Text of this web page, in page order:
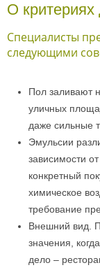
О
Специалисты
следующими
Пол заливают
уличных
даже сильные
Эмульсии
зависимости
конкретный
химическое
требование
Внешний вид.
значения,
дело –